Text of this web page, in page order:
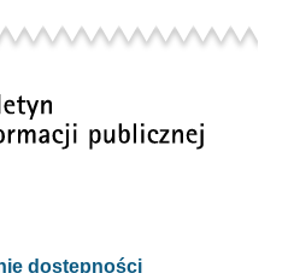
dostępności